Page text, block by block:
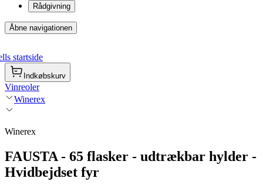
Rådgivning
Åbne navigationen
startside
Indkøbskurv
Vinreoler
Winerex
Winerex
FAUSTA - 65 flasker - udtrækbar hylder -
Hvidbejdset fyr